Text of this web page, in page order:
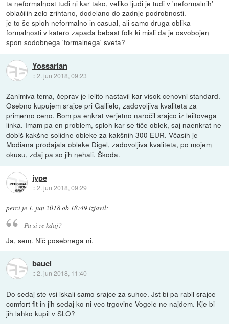
ta neformalnost tudi ni kar tako, veliko ljudi je tudi v 'neformalnih'
oblačilih zelo zrihtano, dodelano do zadnje podrobnosti.
je to še sploh neformalno in casual, ali samo druga oblika
formalnosti v katero zapada bebast folk ki misli da je osvobojen
spon sodobnega 'formalnega' sveta?
Yossarian
::2. jun 2018, 09:23
Zanimiva tema, čeprav je leiito nastavil kar visok cenovni standard.
Osebno kupujem srajce pri Gallielo, zadovoljiva kvaliteta za
primerno ceno. Bom pa enkrat verjetno naročil srajco iz leiitovega
linka. Imam pa en problem, sploh kar se tiče oblek, saj naenkrat ne
dobiš kakšne solidne obleke za kakšnih 300 EUR. Včasih je
Modiana prodajala obleke Digel, zadovoljiva kvaliteta, po mojem
okusu, zdaj pa so jih nehali. Škoda.
jype
::2. jun 2018, 09:29
perci je 1. jun 2018 ob 18:49izjavil:
Pa si ze kdaj?
Ja, sem. Nič posebnega ni.
bauci
::2. jun 2018, 11:40
Do sedaj ste vsi iskali samo srajce za suhce. Jst bi pa rabil srajce
comfort fit in jih sedaj ko ni vec trgovine Vogele ne najdem. Kje bi
jih lahko kupil v SLO?